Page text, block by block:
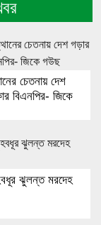
চেতনায় দেশ
বিএনপির- জিকে
ঝুলন্ত মরদেহ